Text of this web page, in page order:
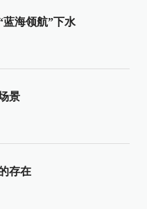
蓝海领航”下水
景
存在